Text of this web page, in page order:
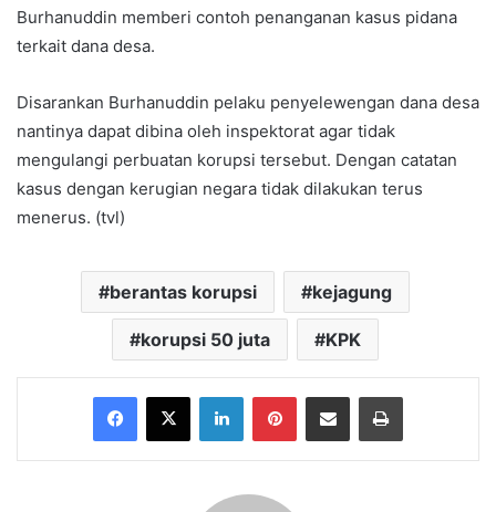
Burhanuddin memberi contoh penanganan kasus pidana
terkait dana desa.
Disarankan Burhanuddin pelaku penyelewengan dana desa
nantinya dapat dibina oleh inspektorat agar tidak
mengulangi perbuatan korupsi tersebut. Dengan catatan
kasus dengan kerugian negara tidak dilakukan terus
menerus. (tvl)
berantas korupsi kejagung
korupsi 50 juta KPK
Facebook
X LinkedInPinterestShare via Email Print